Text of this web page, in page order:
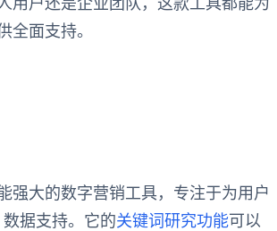
全面支持。
强大的数字营销工具，专注于为用户
据支持。它的关键词研究功能可以